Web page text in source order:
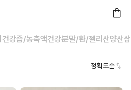
건강즙/농축액건강분말/환/젤리 산양산삼
정확도순